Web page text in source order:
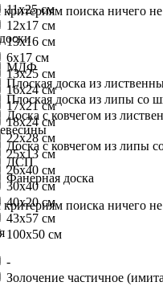
11x25 см
12х17 см
13x16 см
6х17 см
13х25 см
16x24 см
17х21 см
18x24 см
22х28 см
25х13 см
26x40 см
30x40 см
40х20 см
43x57 см
100х50 см
поиска ничего
МДФ
Плоская доска из
Плоская доска из липы со
Доска с ковчегом из
Доска с ковчегом из липы
ДСП
Фанерная доска
поиска ничего
-
Золочение частичное